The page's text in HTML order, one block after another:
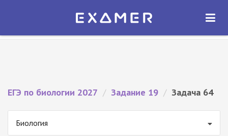
Экзамер — ЕГЭ 2027
ОТКРЫТЬ
ЕГЭ по биологии 2027 / Задание 19 / Задача 64
Биология